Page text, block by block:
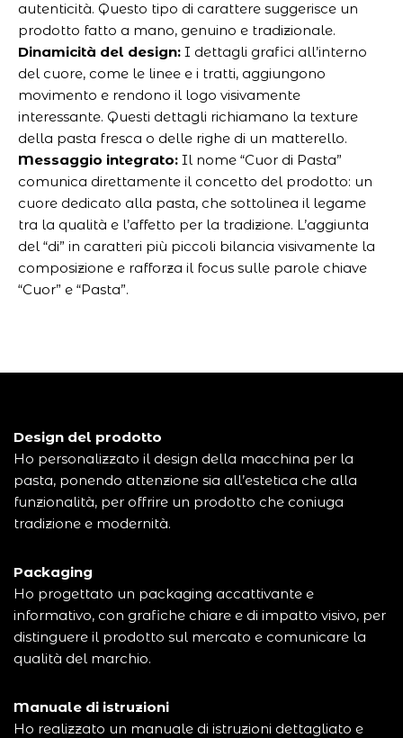
autenticità. Questo tipo di carattere suggerisce un
prodotto fatto a mano, genuino e tradizionale.
Dinamicità del design: I dettagli grafici all’interno
del cuore, come le linee e i tratti, aggiungono
movimento e rendono il logo visivamente
interessante. Questi dettagli richiamano la texture
della pasta fresca o delle righe di un matterello.
Messaggio integrato: Il nome “Cuor di Pasta”
comunica direttamente il concetto del prodotto: un
cuore dedicato alla pasta, che sottolinea il legame
tra la qualità e l’affetto per la tradizione. L’aggiunta
del “di” in caratteri più piccoli bilancia visivamente la
composizione e rafforza il focus sulle parole chiave
“Cuor” e “Pasta”.
Design del prodotto
Ho personalizzato il design della macchina per la
pasta, ponendo attenzione sia all’estetica che alla
funzionalità, per offrire un prodotto che coniuga
tradizione e modernità.
Packaging
Ho progettato un packaging accattivante e
informativo, con grafiche chiare e di impatto visivo, per
distinguere il prodotto sul mercato e comunicare la
qualità del marchio.
Manuale di istruzioni
Ho realizzato un manuale di istruzioni dettagliato e